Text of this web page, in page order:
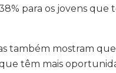
para os jovens que
também mostram
têm mais